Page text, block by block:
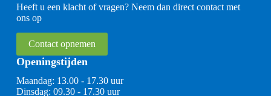
Heeft u een klacht of vragen? Neem dan direct contact met
ons op
Contact opnemen
Openingstijden
Maandag: 13.00 - 17.30 uur
Dinsdag: 09.30 - 17.30 uur